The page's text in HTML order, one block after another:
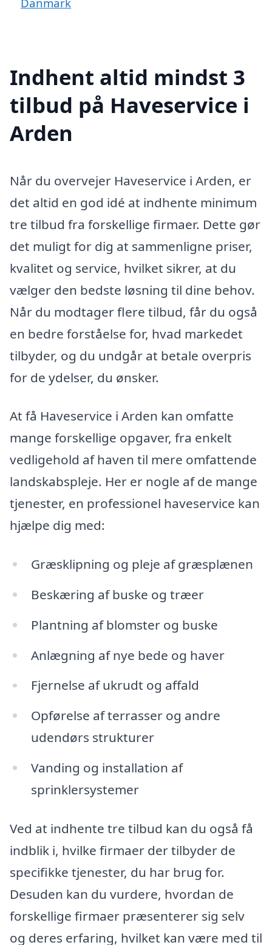
Indhent altid mindst 3
tilbud på Haveservice i
Arden
Når du overvejer Haveservice i Arden, er
det altid en god idé at indhente minimum
tre tilbud fra forskellige firmaer. Dette gør
det muligt for dig at sammenligne priser,
kvalitet og service, hvilket sikrer, at du
vælger den bedste løsning til dine behov.
Når du modtager flere tilbud, får du også
en bedre forståelse for, hvad markedet
tilbyder, og du undgår at betale overpris
for de ydelser, du ønsker.
At få Haveservice i Arden kan omfatte
mange forskellige opgaver, fra enkelt
vedligehold af haven til mere omfattende
landskabspleje. Her er nogle af de mange
tjenester, en professionel haveservice kan
hjælpe dig med:
Græsklipning og pleje af græsplænen
Beskæring af buske og træer
Plantning af blomster og buske
Anlægning af nye bede og haver
Fjernelse af ukrudt og affald
Opførelse af terrasser og andre
udendørs strukturer
Vanding og installation af
sprinklersystemer
Ved at indhente tre tilbud kan du også få
indblik i, hvilke firmaer der tilbyder de
specifikke tjenester, du har brug for.
Desuden kan du vurdere, hvordan de
forskellige firmaer præsenterer sig selv
og deres erfaring, hvilket kan være med til